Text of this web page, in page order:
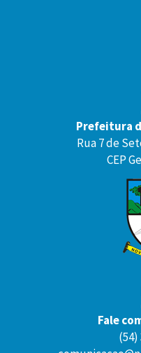
Prefeitura
Rua 7 de
CEP
Fale
(54)